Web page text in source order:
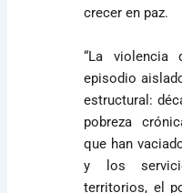
crecer en paz.
“La
episodio
estructural:
pobreza
que han
y los
territorios, el